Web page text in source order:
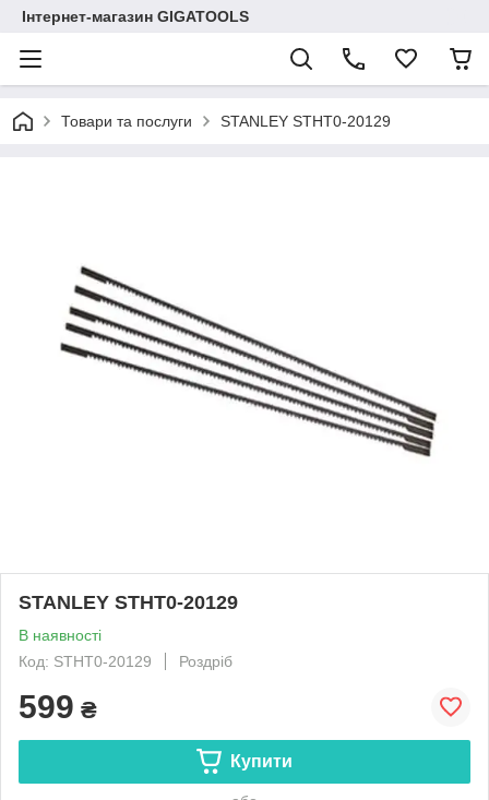
Інтернет-магазин GIGATOOLS
Товари та послуги STANLEY STHT0-20129
STANLEY STHT0-20129
В наявності
Код: STHT0-20129
Роздріб
599 ₴
Купити